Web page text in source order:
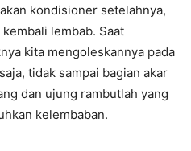
kondisioner setelahnya,
lembab. Saat
kita mengoleskannya pada
tidak sampai bagian akar
dan ujung rambutlah yang
kelembaban.